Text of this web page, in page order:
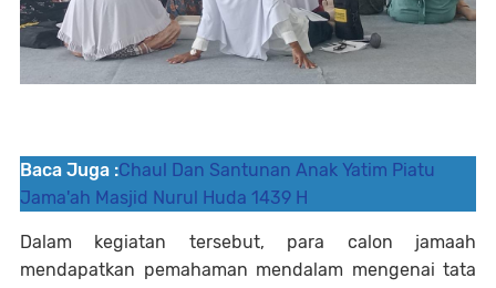
Baca Juga :Chaul Dan Santunan Anak Yatim Piatu
Jama'ah Masjid Nurul Huda 1439 H
Dalam kegiatan tersebut, para calon jamaah
mendapatkan pemahaman mendalam mengenai tata